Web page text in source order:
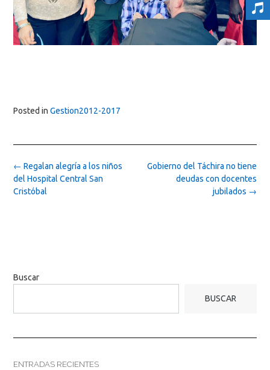
Posted in Gestion2012-2017
Post
navigation
Gobierno del Táchira no tiene
deudas con docentes
jubilados →
← Regalan alegría a los niños
del Hospital Central San
Cristóbal
Buscar
BUSCAR
ENTRADAS RECIENTES